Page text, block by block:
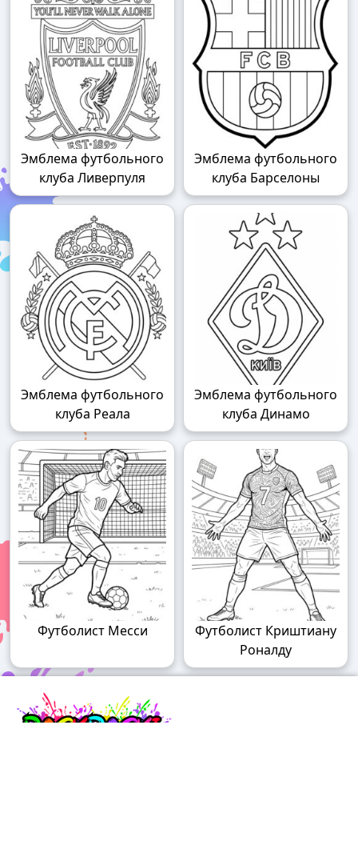
Эмблема футбольного
клуба Ливерпуля
Эмблема футбольного
клуба Барселоны
Эмблема футбольного
клуба Реала
Эмблема футбольного
клуба Динамо
Футболист Месси
Футболист Криштиану
Роналду